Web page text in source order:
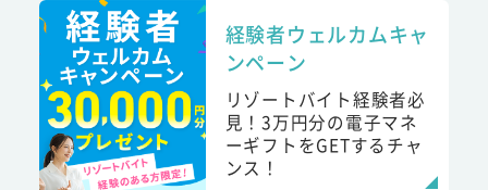
経験者ウェルカムキャ
ンペーン
リゾートバイト経験者必
見！3万円分の電子マネ
ーギフトをGETするチャ
ンス！